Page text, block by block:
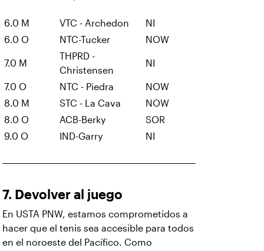
6.0 M VTC - Archedon
NI
6.0 O
NTC-Tucker NOW
7.0 M
THPRD -
Christensen
NI
7.0 O NTC - Piedra
NOW
8.0 M
STC - La Cava
NOW
8.0 O
ACB-Berky
SOR
9.0 O
IND-Garry NI
7. Devolver al juego
En USTA PNW, estamos comprometidos a
hacer que el tenis sea accesible para todos
en el noroeste del Pacífico. Como